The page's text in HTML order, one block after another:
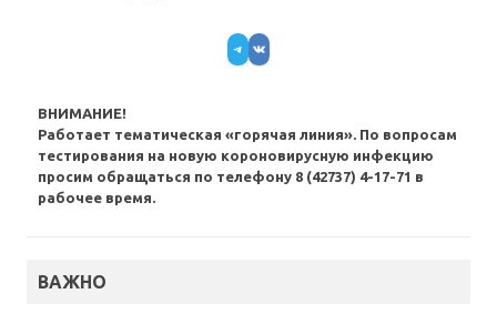
Telegram
VK
ВНИМАНИЕ!
Работает тематическая «горячая линия». По вопросам
тестирования на новую короновирусную инфекцию
просим обращаться по телефону 8 (42737) 4-17-71 в
рабочее время.
ВАЖНО